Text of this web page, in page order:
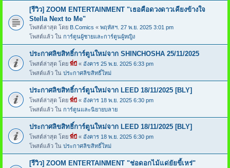
[รีวิว] ZOOM ENTERTAINMENT "เธอคือดวงดาวเคียงข้างใจ
Stella Next to Me"
โพสต์ล่าสุด โดย B.Comics « พฤหัสฯ. 27 พ.ย. 2025 3:01 pm
โพสต์แล้ว ใน การ์ตูนผู้ชายและการ์ตูนผู้หญิง
ประกาศลิขสิทธิ์การ์ตูนใหม่จาก SHINCHOSHA 25/11/2025
โพสต์ล่าสุด โดย พี่บี « อังคาร 25 พ.ย. 2025 6:33 pm
โพสต์แล้ว ใน ประกาศลิขสิทธิ์ใหม่
ประกาศลิขสิทธิ์การ์ตูนใหม่จาก LEED 18/11/2025 [BLY]
โพสต์ล่าสุด โดย พี่บี « อังคาร 18 พ.ย. 2025 6:30 pm
โพสต์แล้ว ใน การ์ตูนและนิยายบลาย
ประกาศลิขสิทธิ์การ์ตูนใหม่จาก LEED 18/11/2025 [BLY]
โพสต์ล่าสุด โดย พี่บี « อังคาร 18 พ.ย. 2025 6:30 pm
โพสต์แล้ว ใน ประกาศลิขสิทธิ์ใหม่
[รีวิว] ZOOM ENTERTAINMENT "ช่อดอกไม้แด่ยัยขี้เหร่"